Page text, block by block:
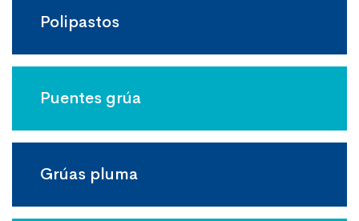
Polipastos
Puentes grúa
Grúas pluma